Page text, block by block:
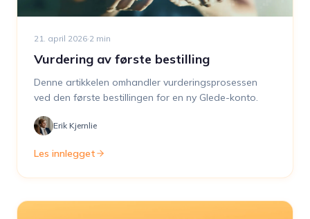
21. april 2026·2 min
Vurdering av første bestilling
Denne artikkelen omhandler vurderingsprosessen
ved den første bestillingen for en ny Glede-konto.
Erik Kjernlie
Les innlegget